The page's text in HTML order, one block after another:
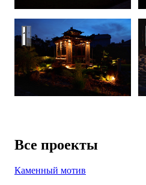
Подсветка беседки
Все проекты
Каменный мотив